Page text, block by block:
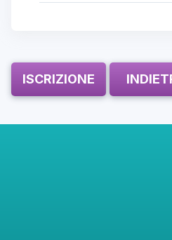
ISCRIZIONE